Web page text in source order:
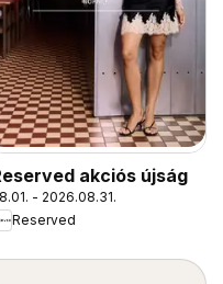
akciós újság
- 2026.08.31.
Reserved